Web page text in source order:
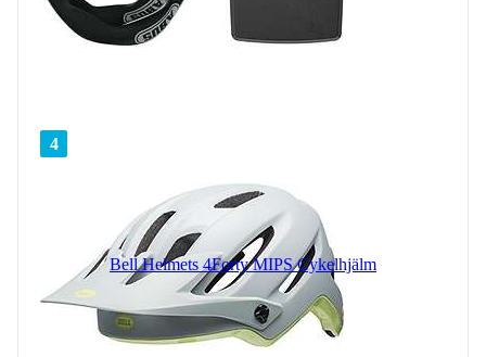
4
Bell Helmets 4Forty MIPS Cykelhjälm